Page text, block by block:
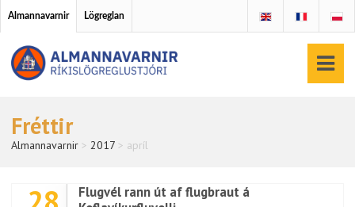
Almannavarnir Lögreglan
Fréttir
Almannavarnir > 2017 > apríl
Flugvél rann út af flugbraut á